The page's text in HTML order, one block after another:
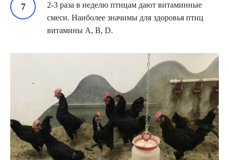
2-3 раза в неделю птицам дают витаминные
смеси. Наиболее значимы для здоровья птиц
витамины A, B, D.